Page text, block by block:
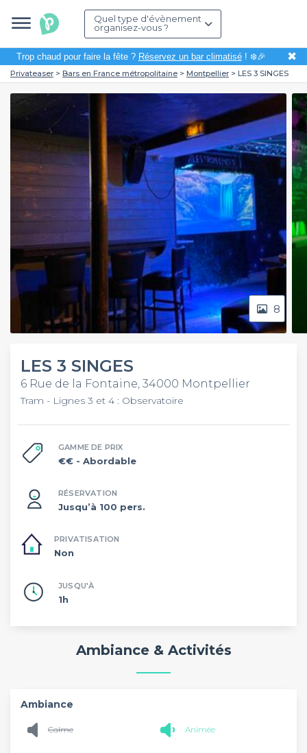
Quel type d'évènement
organisez-vous ?
Trop chaud pour faire la fête ? Réservez un bar climatisé! ❄️🎉 ✖
Privateaser Bars en France métropolitaine Montpellier LES 3 SINGES
8
LES 3 SINGES
6 Rue de la Fontaine, 34000 Montpellier
Tram - Lignes 3 et 4 : Observatoire
GAMME DE PRIX
€€ - Abordable
RÉSERVATION
Jusqu’à 100 pers.
PRIVATISATION
Non
JUSQU'À
1h
Ambiance & Activités
Ambiance
Calme Animée